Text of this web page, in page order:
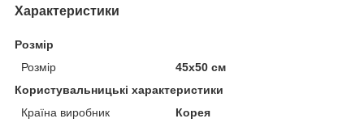
Характеристики
Розмір
Розмір
45х50 см
Користувальницькі характеристики
Країна виробник
Корея